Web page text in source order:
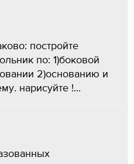
постройте
по: 1)боковой
2)основанию и
нарисуйте !...